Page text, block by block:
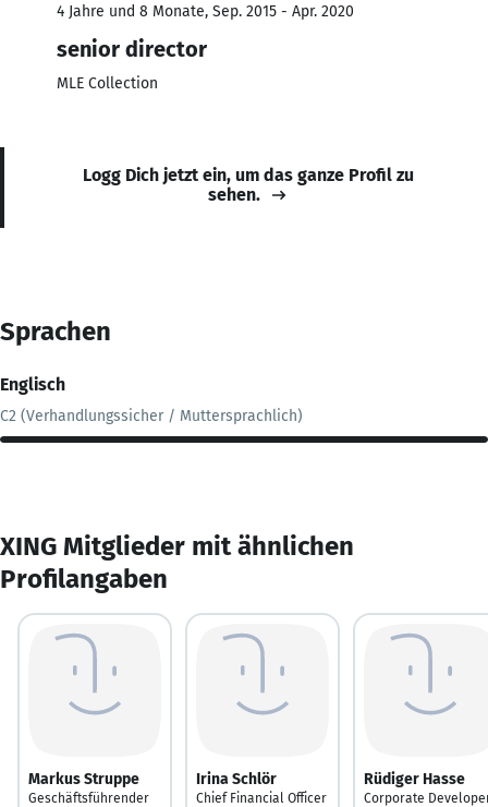
4 Jahre und 8 Monate, Sep. 2015 - Apr. 2020
senior director
MLE Collection
Logg Dich jetzt ein, um das ganze Profil zu
sehen.
Sprachen
Englisch
C2 (Verhandlungssicher / Muttersprachlich)
XING Mitglieder mit ähnlichen
Profilangaben
Markus Struppe
Geschäftsführender
Irina Schlör
Chief Financial Officer
Rüdiger Hasse
Corporate